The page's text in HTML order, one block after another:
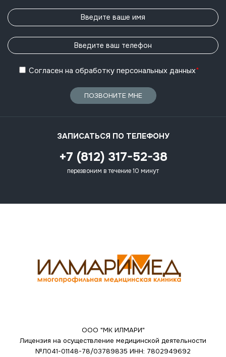
Согласен на обработку персональных данных*
ПОЗВОНИТЕ МНЕ
ЗАПИСАТЬСЯ ПО ТЕЛЕФОНУ
+7 (812) 317-52-38
перезвоним в течение 10 минут
ООО "МК ИЛМАРИ"
Лицензия на осуществление медицинской деятельности
№Л041-01148-78/03789835 ИНН: 7802949692